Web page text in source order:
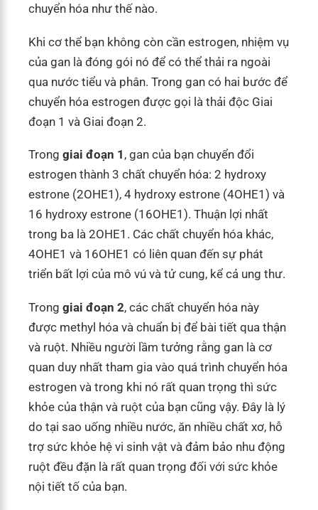
chuyển hóa như thế nào.
Khi cơ thể bạn không còn cần estrogen, nhiệm vụ
của gan là đóng gói nó để có thể thải ra ngoài
qua nước tiểu và phân. Trong gan có hai bước để
chuyển hóa estrogen được gọi là thải độc Giai
đoạn 1 và Giai đoạn 2.
Trong giai đoạn 1 , gan của bạn chuyển đổi
estrogen thành 3 chất chuyển hóa: 2 hydroxy
estrone (2OHE1), 4 hydroxy estrone (4OHE1) và
16 hydroxy estrone (16OHE1). Thuận lợi nhất
trong ba là 2OHE1. Các chất chuyển hóa khác,
4OHE1 và 16OHE1 có liên quan đến sự phát
triển bất lợi của mô vú và tử cung, kể cả ung thư.
Trong giai đoạn 2, các chất chuyển hóa này
được methyl hóa và chuẩn bị để bài tiết qua thận
và ruột. Nhiều người lầm tưởng rằng gan là cơ
quan duy nhất tham gia vào quá trình chuyển hóa
estrogen và trong khi nó rất quan trọng thì sức
khỏe của thận và ruột của bạn cũng vậy. Đây là lý
do tại sao uống nhiều nước, ăn nhiều chất xơ, hỗ
trợ sức khỏe hệ vi sinh vật và đảm bảo nhu động
ruột đều đặn là rất quan trọng đối với sức khỏe
nội tiết tố của bạn.